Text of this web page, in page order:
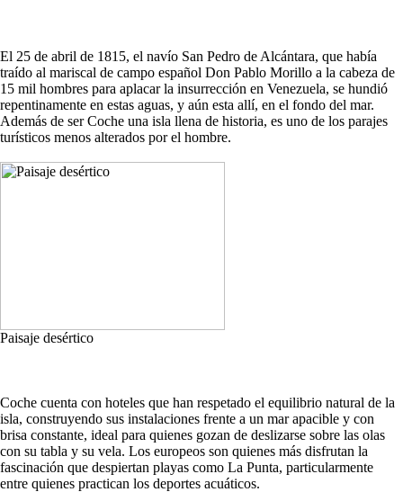
El 25 de abril de 1815, el navío San Pedro de Alcántara, que había
traído al mariscal de campo español Don Pablo Morillo a la cabeza de
15 mil hombres para aplacar la insurrección en Venezuela, se hundió
repentinamente en estas aguas, y aún esta allí, en el fondo del mar.
Además de ser Coche una isla llena de historia, es uno de los parajes
turísticos menos alterados por el hombre.
Paisaje desértico
Coche cuenta con hoteles que han respetado el equilibrio natural de la
isla, construyendo sus instalaciones frente a un mar apacible y con
brisa constante, ideal para quienes gozan de deslizarse sobre las olas
con su tabla y su vela. Los europeos son quienes más disfrutan la
fascinación que despiertan playas como La Punta, particularmente
entre quienes practican los deportes acuáticos.